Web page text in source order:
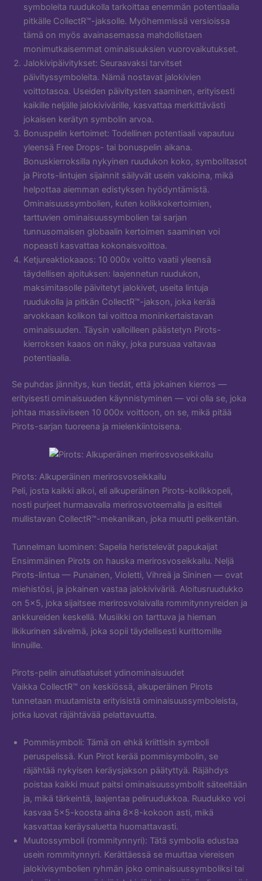
symboleita ruudukolla tarkoittaa enemmän potentiaalia
pitkälle CollectR™-jaksolle. Myöhemmissä versioissa
tämä on myös avainasemassa mahdollistaen
monimutkaisemmat ominaisuuksien vuorovaikutukset.
Jalokivipäivitykset: Seuraavaksi tarvitset
päivityssymboleita. Nämä nostavat jalokivien
voittotasoa. Useiden päivitysten saaminen, erityisesti
kaikille neljälle jalokivivärille, kasvattaa merkittävästi
jokaisen kerätyn symbolin arvoa.
Bonuspelin kertoimet: Todellinen potentiaali vapautuu
yleensä Free Drops- tai bonuspelin aikana.
Bonuskierroksilla nykyinen ruudukon koko, symbolitasot
ja Pirots-lintujen sijainnit säilyvät usein vakioina, mikä
helpottaa aiemman edistyksen hyödyntämistä.
Ominaisuussymbolien, kuten kolikkokertoimien,
tarttuvien ominaisuussymbolien tai sarjan
tunnusomaisen globaalin kertoimen saaminen voi
nopeasti kasvattaa kokonaisvoittoa.
Ketjureaktiokaaos: 10 000x voitto vaatii yleensä
täydellisen ajoituksen: laajennetun ruudukon,
maksimitasolle päivitetyt jalokivet, useita lintuja
ruudukolla ja pitkän CollectR™-jakson, joka kerää
arvokkaan kolikon tai voittoa moninkertaistavan
ominaisuuden. Täysin valloilleen päästetyn Pirots-
kierroksen kaaos on näky, joka pursuaa valtavaa
potentiaalia.
Se puhdas jännitys, kun tiedät, että jokainen kierros —
erityisesti ominaisuuden käynnistyminen — voi olla se, joka
johtaa massiiviseen 10 000x voittoon, on se, mikä pitää
Pirots-sarjan tuoreena ja mielenkiintoisena.
Pirots: Alkuperäinen merirosvoseikkailu
Peli, josta kaikki alkoi, eli alkuperäinen Pirots-kolikkopeli,
nosti purjeet hurmaavalla merirosvoteemalla ja esitteli
mullistavan CollectR™-mekaniikan, joka muutti pelikentän.
Tunnelman luominen: Sapelia heristelevät papukaijat
Ensimmäinen Pirots on hauska merirosvoseikkailu. Neljä
Pirots-lintua — Punainen, Violetti, Vihreä ja Sininen — ovat
miehistösi, ja jokainen vastaa jalokiviväriä. Aloitusruudukko
on 5×5, joka sijaitsee merirosvolaivalla rommitynnyreiden ja
ankkureiden keskellä. Musiikki on tarttuva ja hieman
ilkikurinen sävelmä, joka sopii täydellisesti kurittomille
linnuille.
Pirots-pelin ainutlaatuiset ydinominaisuudet
Vaikka CollectR™ on keskiössä, alkuperäinen Pirots
tunnetaan muutamista erityisistä ominaisuussymboleista,
jotka luovat räjähtävää pelattavuutta.
Pommisymboli: Tämä on ehkä kriittisin symboli
peruspelissä. Kun Pirot kerää pommisymbolin, se
räjähtää nykyisen keräysjakson päätyttyä. Räjähdys
poistaa kaikki muut paitsi ominaisuussymbolit säteeltään
ja, mikä tärkeintä, laajentaa peliruudukkoa. Ruudukko voi
kasvaa 5×5-koosta aina 8×8-kokoon asti, mikä
kasvattaa keräysaluetta huomattavasti.
Muutossymboli (rommitynnyri): Tätä symbolia edustaa
usein rommitynnyri. Kerättäessä se muuttaa viereisen
jalokivisymbolien ryhmän joko ominaisuussymboliksi tai